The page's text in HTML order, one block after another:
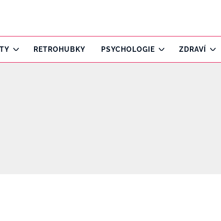
RETROHUBKY PSYCHOLOGIE ZDRAVÍ